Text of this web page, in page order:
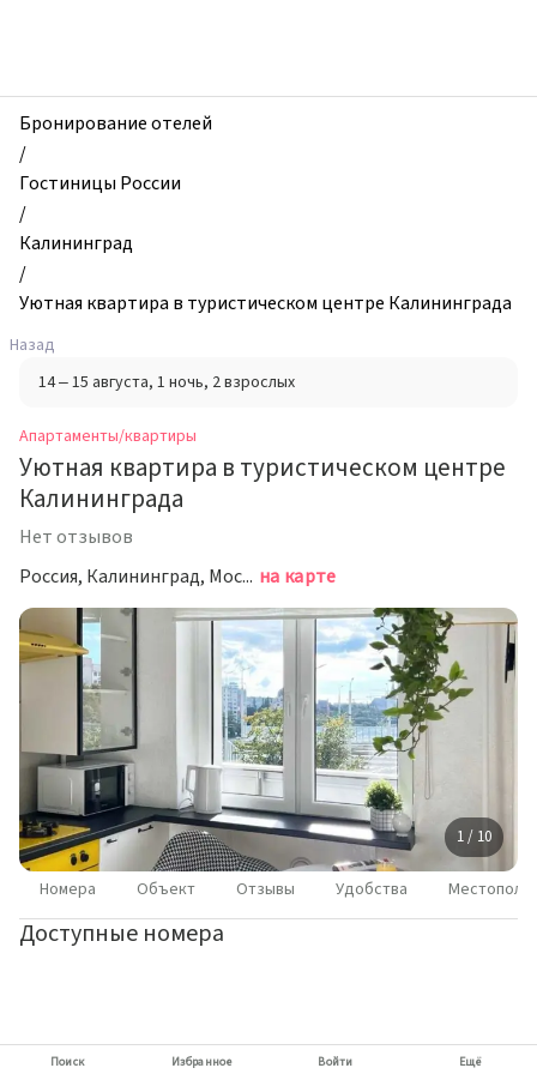
и
квартиры,
Уютная
квартира
в
туристическом
центре
Калининграда,
Калининград,
Россия
Бронирование отелей
/
Гостиницы России
/
Калининград
/
Уютная квартира в туристическом центре Калининграда
Назад
14 – 15 августа, 1 ночь, 2 взрослых
Апартаменты/квартиры
Уютная квартира в туристическом центре
Калининграда
Нет отзывов
Россия, Калининград, Московский проспект, 76, подъезд 1 на карте
1 / 10
Номера Объект Отзывы Удобства
Доступные номера
Поиск Избранное Войти Ещё